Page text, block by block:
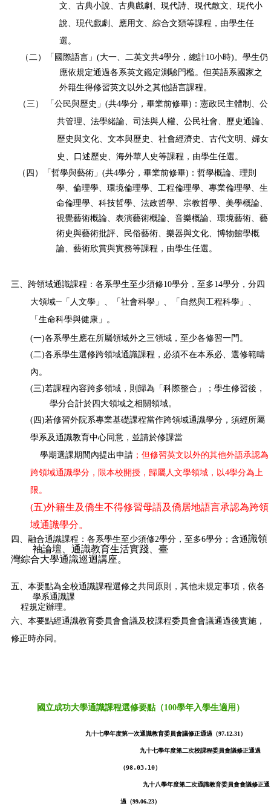
文、古典小說、古典戲劇、現代詩、現代散文、現代小
說、現代戲劇、應用文、綜合文類等課程，由學生任
選。
（二）「國際語言」(大一、二英文共4學分，總計10小時) 。 學生仍
應依規定通過各系英文鑑定測驗門檻。但英語系國家之
外籍生得修習英文以外之其他語言課程。
（三） 「公民與歷史」(共4學分，畢業前修畢)： 憲政民主體制、公
共管理、法學緒論、司法與人權、公民社會 、歷史通論、
歷史與文化、文本與歷史、社會經濟史、古代文明、婦女
史、口述歷史、海外華人史等課程，由學生任選。
（四）「哲學與藝術」(共4學分，畢業前修畢)：哲學概論、理則
學、倫理學、環境倫理學、工程倫理學、專業倫理學、生
命倫理學、科技哲學、法政哲學、宗教哲學、 美學概論、
視覺藝術概論、表演藝術概論、音樂概論、環境藝術、藝
術史與藝術批評、民俗藝術、樂器與文化、博物館學概
論、藝術欣賞與實務等課程，由學生任選 。
三、跨領域通識課程：各系學生至少須修10學分，至多14學分，分四
大領域─「人文學」、「社會科學」、「自然與工程科學」、
「生命科學與健康」。
(一)各系學生應在所屬領域外之三領域，至少各修習一門。
(二)各系學生選修跨領域通識課程，必須不在本系必、選修範疇
內。
(三)若課程內容跨多領域，則歸為「科際整合」；學生修習後，
學分合計於四大領域之相關領域。
(四)若修習外院系專業基礎課程當作跨領域通識學分，須經所屬
學系及通識教育中心同意，並請於修課當
學期選課期間內提出申請 ；但修習英文以外的其他外語承認為
跨領域通識學分，限本校開授，歸屬人文學領域，以4學分為上
限。
(五)外籍生及僑生不得修習母語及僑居地語言承認為跨領
域通識學分。
四、融合通識課程： 各系學生至少須修2學分，至多6學分；含通識領
袖論壇、通識教育生活實踐、 臺
灣綜合大學通識巡迴講座。
五、本要點為全校通識課程選修之共同原則，其他未規定事項，依各
學系通識課
程規定辦理。
六、本要點經通識教育委員會會議及校課程委員會會議通過後實施，
修正時亦同。
國立成功大學通識課程選修要點（100學年入學生適用）
九十七學年度第一次通識教育委員會議修正通過（97.12.31）
九十七學年度第二次校課程委員會議修正通過
（98.03.10）
九十八學年度第二次通識教育委員會會議修正通
過 （99.06.23）